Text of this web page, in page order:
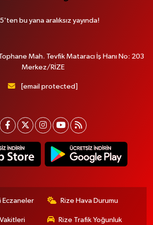
bu yana aralıksız yayında!
Mah. Tevfik Mataracı İş Hanı No: 203
Merkez/RİZE
[email protected]
Eczaneler Rize Hava Durumu
Rize Trafik Yoğunluk